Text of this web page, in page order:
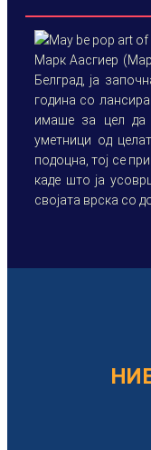
Марк Аасгиер
Белград, ја
година со
имаше за цел да
уметници од
подоцна, тој се
каде што ја
својата врска со